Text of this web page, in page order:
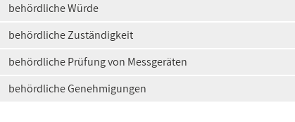
behördliche Würde
behördliche Zuständigkeit
behördliche Prüfung von Messgeräten
behördliche Genehmigungen